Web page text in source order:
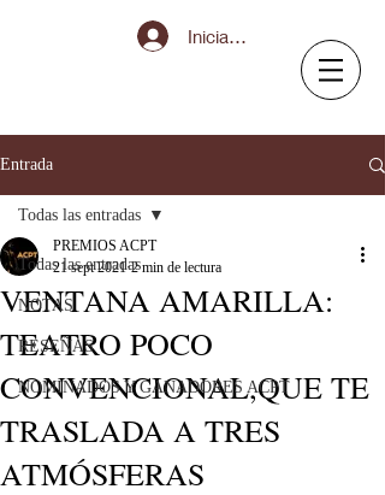
Iniciar sesión
Entrada
Todas las entradas
NOTAS
RESEÑAS
NOMINADOS Y GANADORES ACPT
Todas las entradas
VENTANA AMARILLA:
TEATRO POCO
CONVENCIONAL,QUE TE
TRASLADA A TRES
ATMÓSFERAS
PREMIOS ACPT
21 sept 2021 2 min de lectura